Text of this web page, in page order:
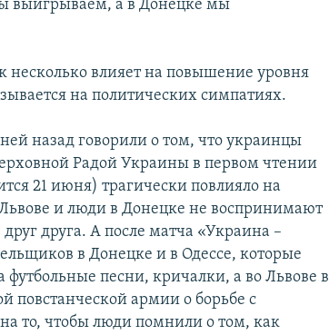
выигрываем, а в Донецке мы
несколько влияет на повышение уровня
на политических симпатиях.
назад говорили о том, что украинцы
Радой Украины в первом чтении
21 июня) трагически повлияло на
и люди в Донецке не воспринимают
друга. А после матча «Украина –
в Донецке и в Одессе, которые
песни, кричалки, а во Львове в
повстанческой армии о борьбе с
то, чтобы люди помнили о том, как